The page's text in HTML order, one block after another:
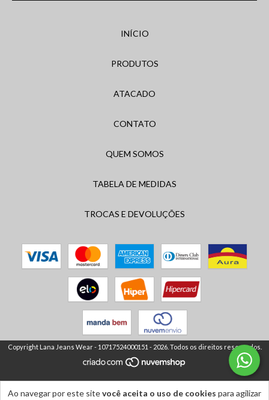
Ao navegar por este sitevocê aceita o uso de cookies para agilizar
INÍCIO
PRODUTOS
ATACADO
CONTATO
QUEM SOMOS
TABELA DE MEDIDAS
TROCAS E DEVOLUÇÕES
Copyright Lana Jeans Wear - 10717524000151 - 2026. Todos os direitos reservados.